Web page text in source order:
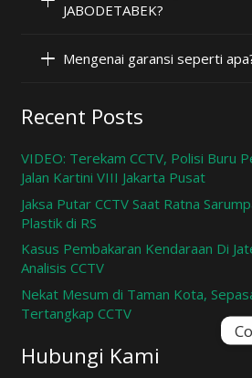
JABODETABEK?
Mengenai garansi seperti
Recent Posts
VIDEO: Terekam CCTV, Polisi Buru
Jalan Kartini VIII Jakarta Pusat
Jaksa Putar CCTV Saat Ratna
Plastik di RS
Kasus Pembakaran Kendaraan Di
Analisis CCTV
Nekat Mesum di Taman Kota,
Tertangkap CCTV
Hubungi Kami